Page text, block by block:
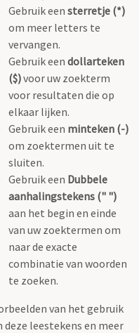
Gebruik een sterretje (*)
om meer letters te
vervangen.
Gebruik een dollarteken
($)voor uw zoekterm
voor resultaten die op
elkaar lijken.
Gebruik een minteken (-)
om zoektermen uit te
sluiten.
Gebruik een Dubbele
aanhalingstekens (" ")
aan het begin en einde
van uw zoektermen om
naar de exacte
combinatie van woorden
te zoeken.
van het gebruik
deze leestekens en meer